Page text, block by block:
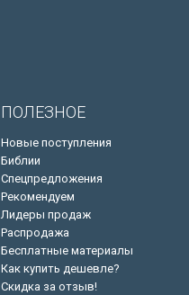
ПОЛЕЗНОЕ
Новые поступления
Библии
Спецпредложения
Рекомендуем
Лидеры продаж
Распродажа
Бесплатные материалы
Как купить дешевле?
Скидка за отзыв!